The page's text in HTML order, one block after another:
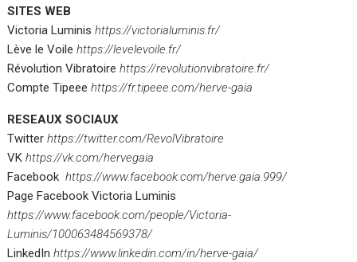
SITES WEB
Victoria Luminishttps://victorialuminis.fr/
Lève le Voilehttps://levelevoile.fr/
Révolution Vibratoirehttps://revolutionvibratoire.fr/
Compte Tipeeehttps://fr.tipeee.com/herve-gaia
RESEAUX SOCIAUX
Twitterhttps://twitter.com/RevolVibratoire
VKhttps://vk.com/hervegaia
Facebookhttps://www.facebook.com/herve.gaia.999/
Page Facebook Victoria Luminis
https://www.facebook.com/people/Victoria-
Luminis/100063484569378/
LinkedInhttps://www.linkedin.com/in/herve-gaia/